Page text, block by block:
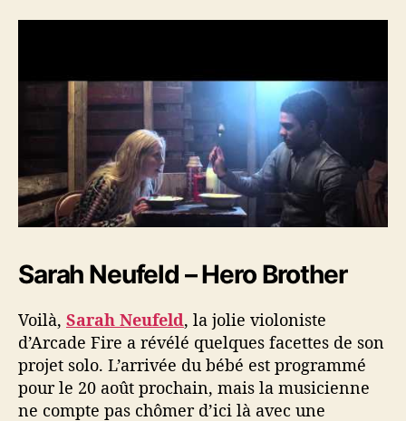
Sarah Neufeld – Hero Brother
Voilà, Sarah Neufeld, la jolie violoniste
d’Arcade Fire a révélé quelques facettes de son
projet solo. L’arrivée du bébé est programmé
pour le 20 août prochain, mais la musicienne
ne compte pas chômer d’ici là avec une